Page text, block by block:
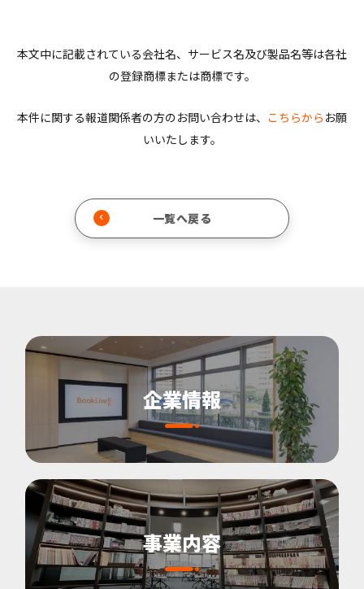
本文中に記載されている会社名、サービス名及び製品名等は各社
の登録商標または商標です。
本件に関する報道関係者の方のお問い合わせは、 こちらから お願
いいたします。
一覧へ戻る
企業情報
事業内容